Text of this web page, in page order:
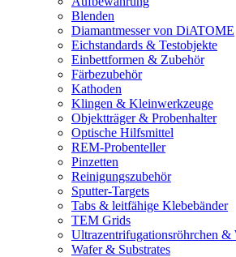
Blenden
Diamantmesser von DiATOME
Eichstandards & Testobjekte
Einbettformen & Zubehör
Färbezubehör
Kathoden
Klingen & Kleinwerkzeuge
Objektträger & Probenhalter
Optische Hilfsmittel
REM-Probenteller
Pinzetten
Reinigungszubehör
Sputter-Targets
Tabs & leitfähige Klebebänder
TEM Grids
Ultrazentrifugationsröhrchen &
Wafer & Substrates